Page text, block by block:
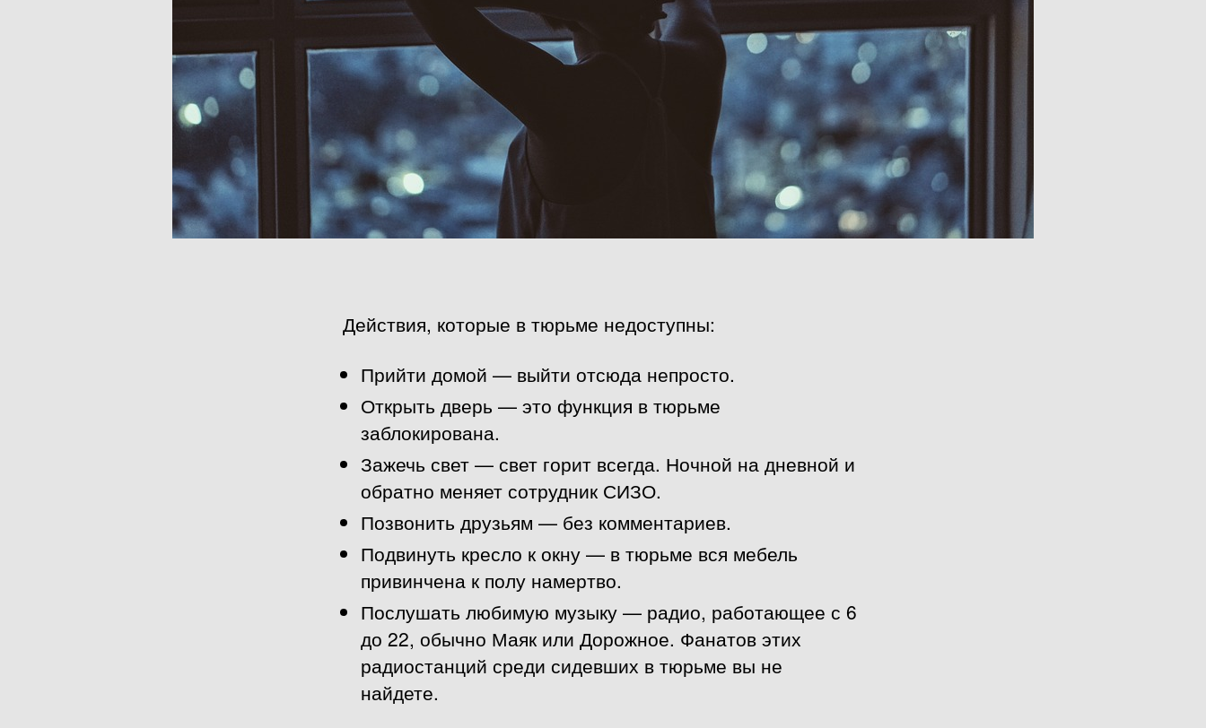
Действия, которые в тюрьме недоступны:
Прийти домой — выйти отсюда непросто.
Открыть дверь — это функция в тюрьме
заблокирована.
Зажечь свет — свет горит всегда. Ночной на дневной и
обратно меняет сотрудник СИЗО.
Позвонить друзьям — без комментариев.
Подвинуть кресло к окну — в тюрьме вся мебель
привинчена к полу намертво.
Послушать любимую музыку — радио, работающее с 6
до 22, обычно Маяк или Дорожное. Фанатов этих
радиостанций среди сидевших в тюрьме вы не
найдете.